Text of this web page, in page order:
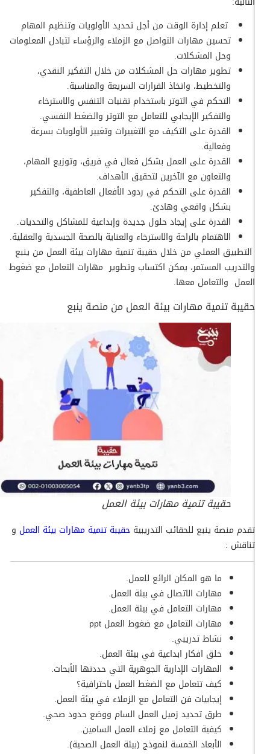
تعلم إدارة الوقت من أجل تحديد الأولويات وتنظيم المهام
تحسين مهارات التواصل مع الزملاء والرؤساء لتبادل المعلومات
وحل المشكلات.
تطوير مهارات حل المشكلات من خلال التفكير النقدي،
والتخطيط، واتخاذ القرارات السريعة والمناسبة.
التحكم في التوتر باستخدام تقنيات التنفس والاسترخاء
والتفكير الإيجابي للتعامل مع التوتر والضغط النفسي.
القدرة على التكيف مع التغييرات وتغيير الأولويات بسرعة
وفعالية.
القدرة على العمل بشكل فعال في فريق، وتوزيع المهام،
والتعاون مع الآخرين لتحقيق الأهداف.
القدرة على التحكم في ردود الأفعال العاطفية، والتفكير
بشكل واقعي وهادئ.
القدرة على إيجاد حلول جديدة وإبداعية للمشاكل والتحديات.
الاهتمام بالراحة والاسترخاء والعناية بالصحة الجسدية والعقلية.
التطبيق العملي من خلال حقيبة تنمية مهارات بيئة العمل من ينبع
والتدريب المستمر، يمكن اكتساب وتطوير مهارات التعامل مع ضغوط
العمل والتعامل معها.
حقيبة تنمية مهارات بيئة العمل من منصة ينبع
حقيبة تنمية مهارات بيئة العمل
تقدم منصة ينبع للحقائب التدريبيةحقيبة تنمية مهارات بيئة العم لو
تناقش :
ما هو المكان الرائع للعمل.
مهارات الاتصال في بيئة العمل.
مهارات التعامل في بيئة العمل.
مهارات التعامل مع ضغوط العمل ppt
نشاط تدريبي.
خلق افكار ابداعية في بيئة العمل.
المهارات الإدارية الجوهرية التي حددتها الأبحاث.
كيف تتعامل مع الضغط العمل باحترافية؟
إيجابيات فن التعامل مع الزملاء في بيئة العمل.
طرق تحديد زميل العمل السام ووضع حدود صحي.
كيفية التعامل مع زملاء العمل السامين.
الأبعاد الخمسة لنموذج (بيئة العمل الصحية).